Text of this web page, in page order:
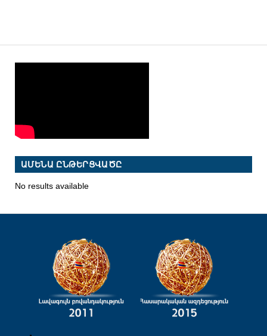
ԱՄԵՆԱ ԸՆԹԵՐՑՎԱԾԸ
No results available